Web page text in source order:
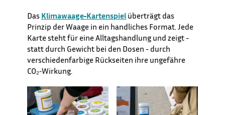
Das Klimawaage‑Kartenspielüberträgt das
Prinzip der Waage in ein handliches Format. Jede
Karte steht für eine Alltagshandlung und zeigt -
statt durch Gewicht bei den Dosen - durch
verschiedenfarbige Rückseiten ihre ungefähre
CO₂‑Wirkung.